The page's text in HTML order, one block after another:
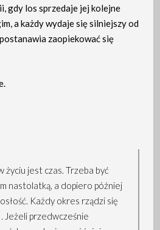
gdy los sprzedaje jej kolejne
a każdy wydaje się silniejszy od
zaopiekować się
życiu jest czas. Trzeba być
nastolatką, a dopiero później
Każdy okres rządzi się
Jeżeli przedwcześnie